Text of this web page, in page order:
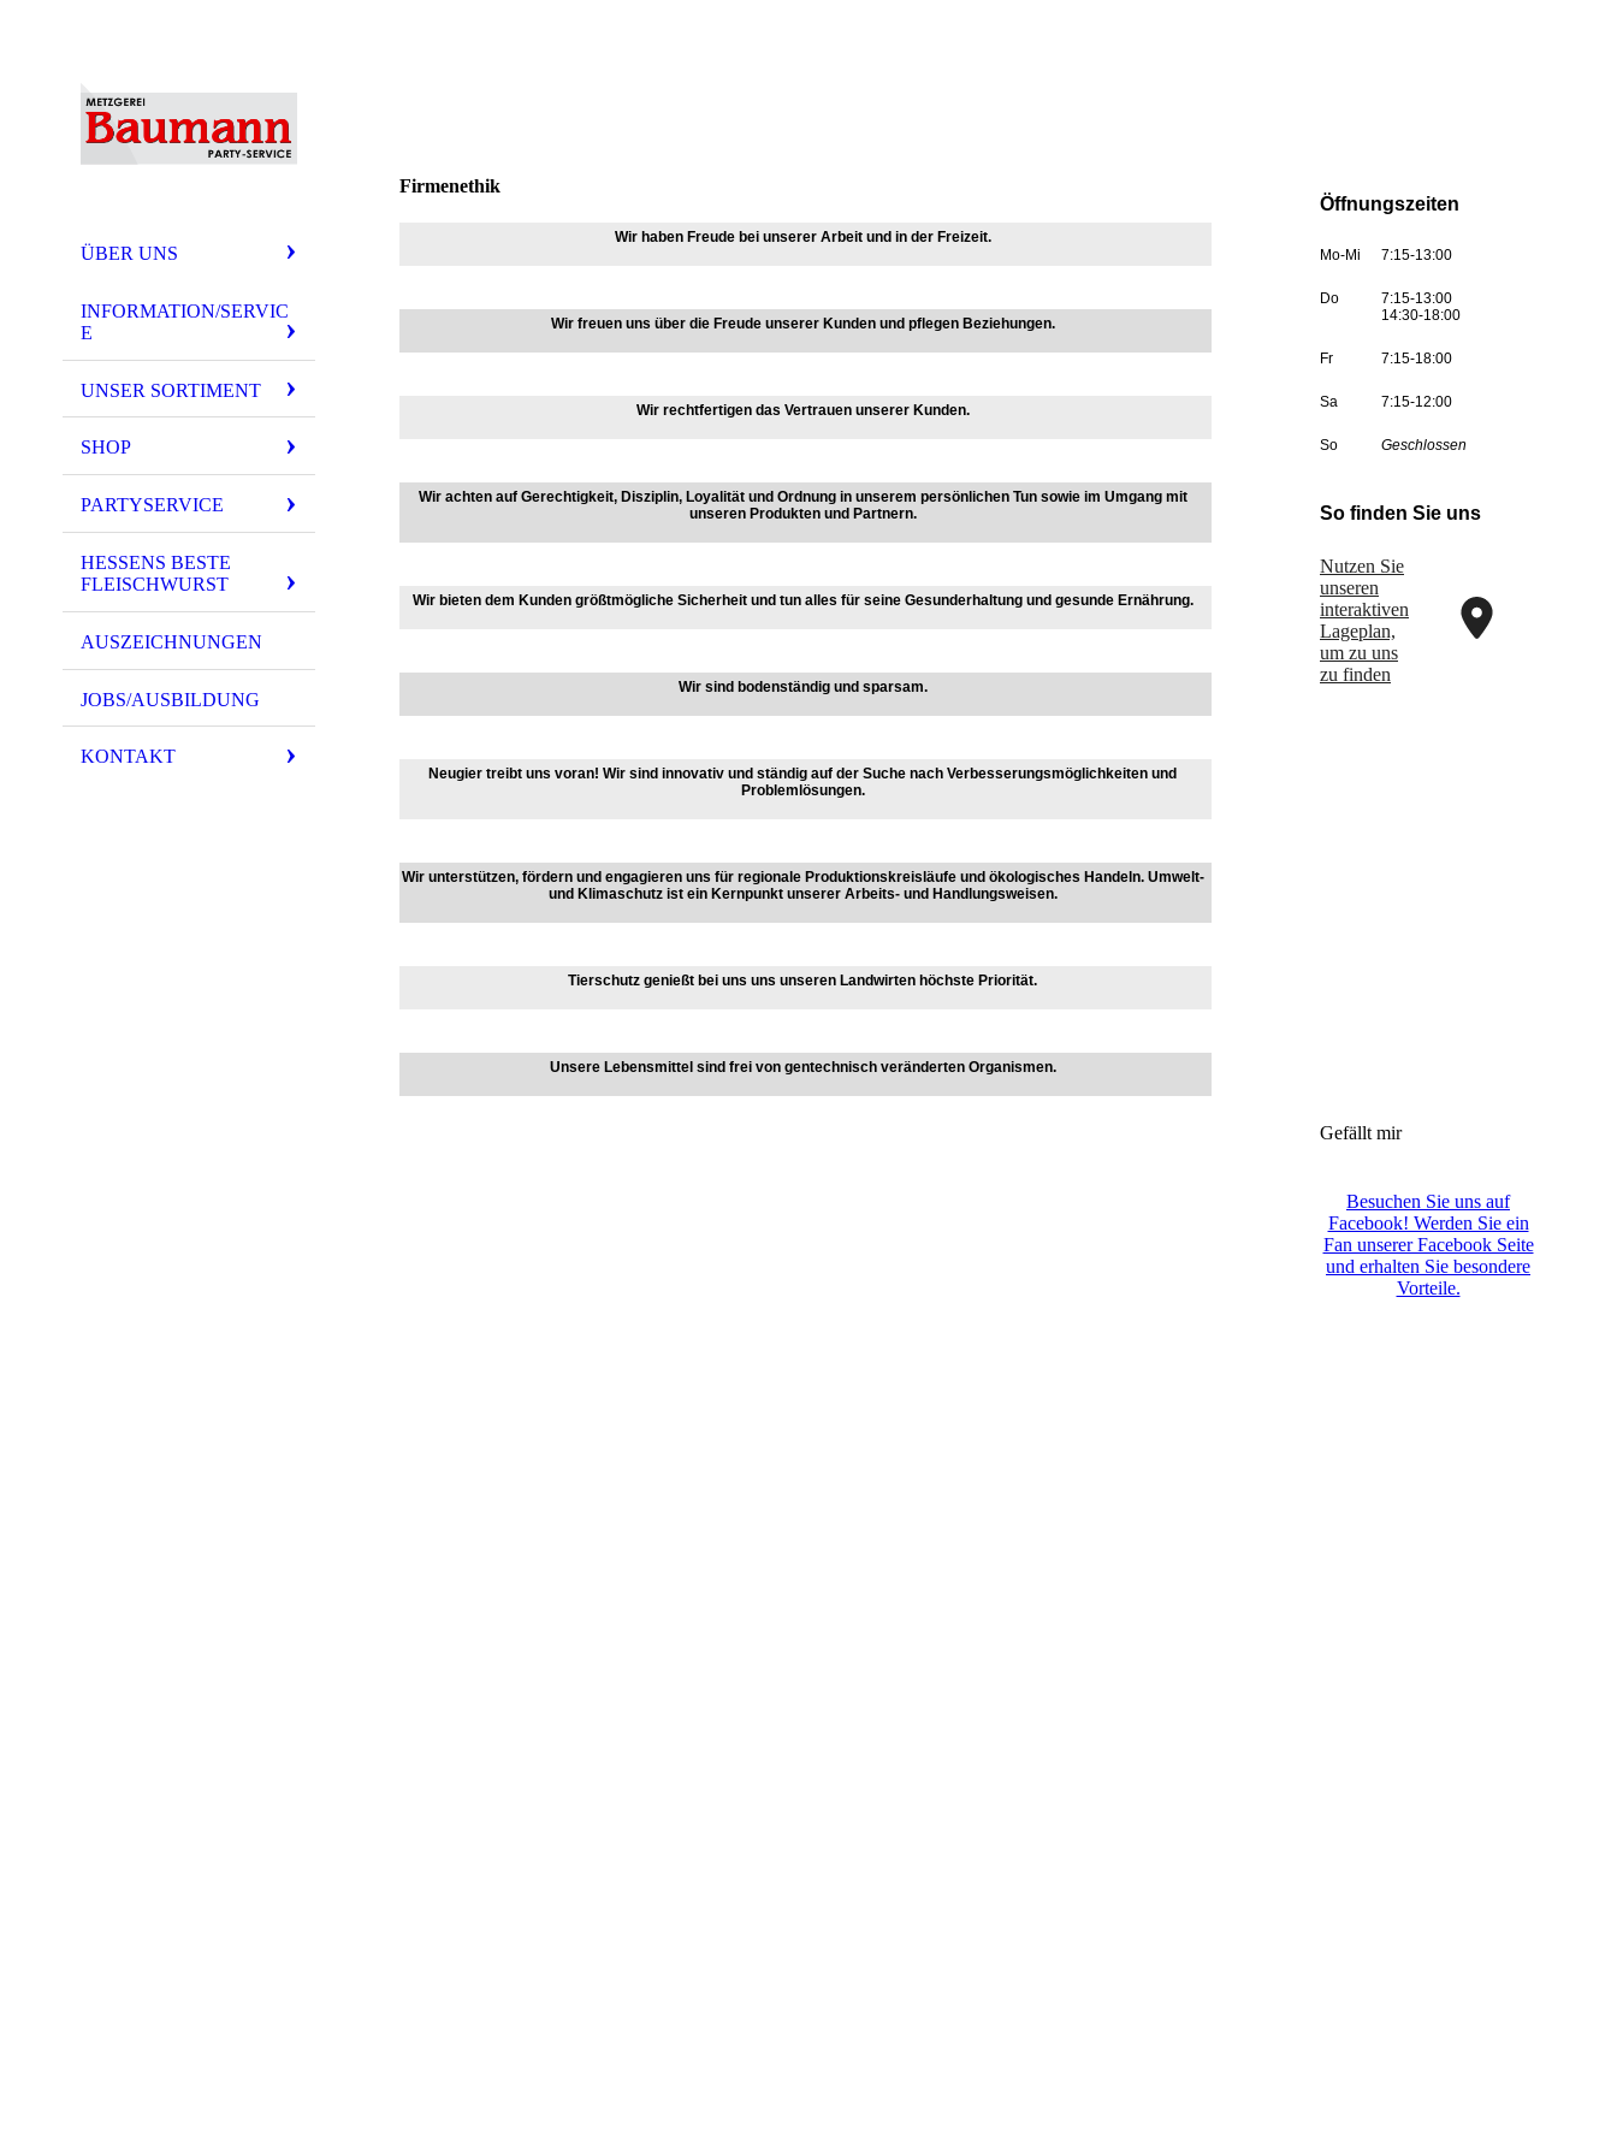
ÜBER UNS
INFORMATION/SERVIC
E
UNSER SORTIMENT
SHOP
PARTYSERVICE
HESSENS BESTE
FLEISCHWURST
AUSZEICHNUNGEN
JOBS/AUSBILDUNG
KONTAKT
Firmenethik
Wir haben Freude bei unserer Arbeit und in der Freizeit.
Wir freuen uns über die Freude unserer Kunden und pflegen Beziehungen.
Wir rechtfertigen das Vertrauen unserer Kunden.
Wir achten auf Gerechtigkeit, Disziplin, Loyalität und Ordnung in unserem persönlichen Tun sowie im Umgang mit
unseren Produkten und Partnern.
Wir bieten dem Kunden größtmögliche Sicherheit und tun alles für seine Gesunderhaltung und gesunde Ernährung.
Wir sind bodenständig und sparsam.
Neugier treibt uns voran! Wir sind innovativ und ständig auf der Suche nach Verbesserungsmöglichkeiten und
Problemlösungen.
Wir unterstützen, fördern und engagieren uns für regionale Produktionskreisläufe und ökologisches Handeln. Umwelt-
und Klimaschutz ist ein Kernpunkt unserer Arbeits- und Handlungsweisen.
Tierschutz genießt bei uns uns unseren Landwirten höchste Priorität.
Unsere Lebensmittel sind frei von gentechnisch veränderten Organismen.
Öffnungszeiten
Mo-Mi 7:15-13:00
Do
7:15-13:00
14:30-18:00
Fr 7:15-18:00
Sa 7:15-12:00
So Geschlossen
So finden Sie uns
Nutzen Sie
unseren
interaktiven
La­ge­plan,
um zu uns
zu finden
Gefällt mir
Besuchen Sie uns auf
Facebook! Werden Sie ein
Fan unserer Facebook Seite
und erhalten Sie besondere
Vorteile.